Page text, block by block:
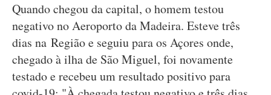
Quando chegou da capital, o homem testou
negativo no Aeroporto da Madeira. Esteve três
dias na Região e seguiu para os Açores onde,
chegado à ilha de São Miguel, foi novamente
testado e recebeu um resultado positivo para